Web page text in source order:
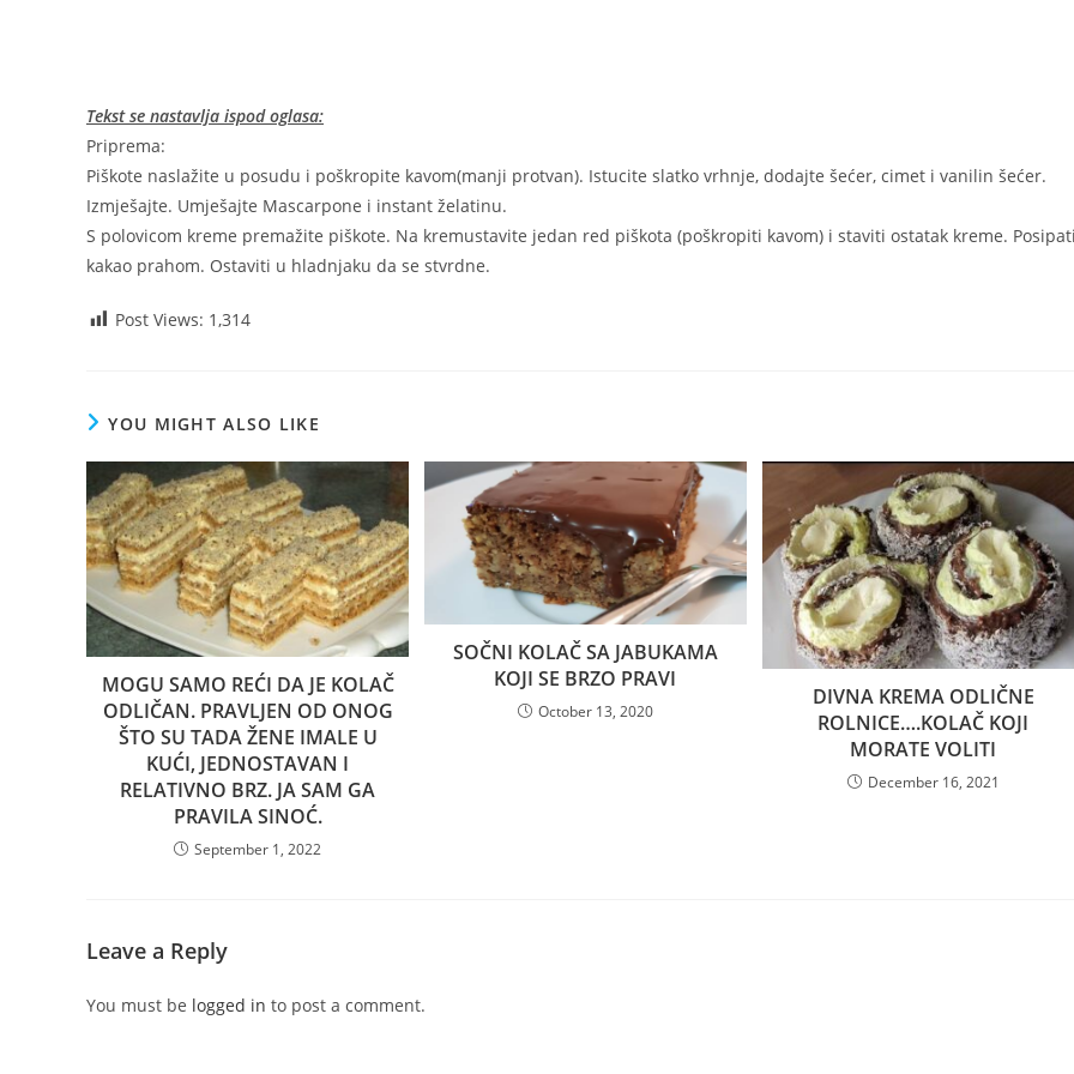
Tekst se nastavlja ispod oglasa:
Priprema:
Piškote naslažite u posudu i poškropite kavom(manji protvan). Istucite slatko vrhnje, dodajte šećer, cimet i vanilin šećer.
Izmješajte. Umješajte Mascarpone i instant želatinu.
S polovicom kreme premažite piškote. Na kremustavite jedan red piškota (poškropiti kavom) i staviti ostatak kreme.
kakao prahom. Ostaviti u hladnjaku da se stvrdne.
Post Views: 1,314
YOU MIGHT ALSO LIKE
MOGU SAMO REĆI DA JE KOLAČ
ODLIČAN. PRAVLJEN OD ONOG
ŠTO SU TADA ŽENE IMALE U
KUĆI, JEDNOSTAVAN I
RELATIVNO BRZ. JA SAM GA
PRAVILA SINOĆ.
September 1, 2022
SOČNI KOLAČ SA JABUKAMA
KOJI SE BRZO PRAVI
October 13, 2020
DIVNA KREMA ODLIČNE
ROLNICE….KOLAČ KOJI
MORATE VOLITI
December 16, 2021
Leave a Reply
You must be logged in to post a comment.